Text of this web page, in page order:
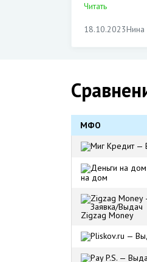
Читать
18.10.2023Нина
МФО
на дом
Zigzag Money